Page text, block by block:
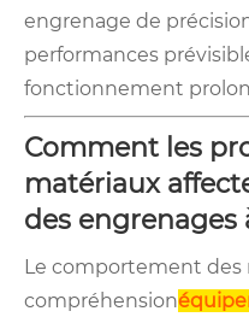
engrenage de
performances
fonctionnement
Comment les
matériaux
des engrenages
Le comportement des
compréhension